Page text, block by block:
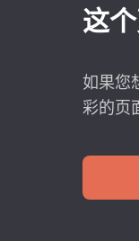
这
如果您
彩的页